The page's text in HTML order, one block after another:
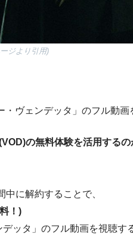
より引用)
ヴェンデッタ」のフル動画
の無料体験を活用する
に解約することで、
！)
ッタ」のフル動画を視聴す